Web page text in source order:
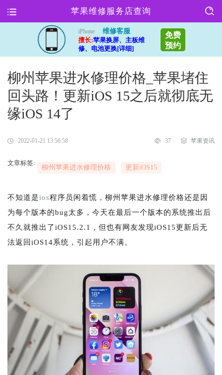
苹果维修服务店查询
iPhone
维修客服
擅长:苹果换屏、主板维
修、电池更换[详细]
免费
预约
柳州苹果进水修理价格_苹果堵住
回头路！更新iOS 15之后就彻底无
缘iOS 14了
2022-01-21 13:56:58 37 苹果资讯
文章标签:
柳州苹果进水修理价格 更新iOS15
不知道是ios程序员闲着慌，柳州苹果进水修理价格还是因
为每个版本的bug太多，今天在最后一个版本的系统推出后
不久就推出了iOS15.2.1，但也有网友发现iOS15更新后无
法返回iOS14系统，引起用户不满。